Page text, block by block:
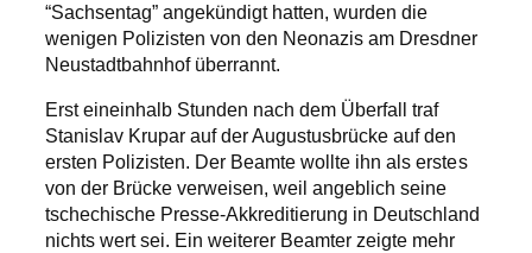
“Sachsentag” angekündigt hatten, wurden die
wenigen Polizisten von den Neonazis am Dresdner
Neustadtbahnhof überrannt.
Erst eineinhalb Stunden nach dem Überfall traf
Stanislav Krupar auf der Augustusbrücke auf den
ersten Polizisten. Der Beamte wollte ihn als erstes
von der Brücke verweisen, weil angeblich seine
tschechische Presse-Akkreditierung in Deutschland
nichts wert sei. Ein weiterer Beamter zeigte mehr